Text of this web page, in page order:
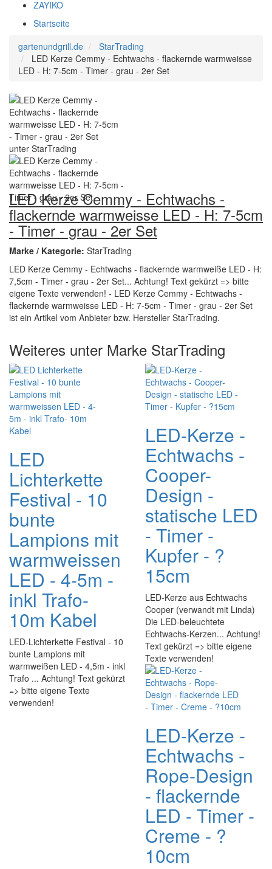
ZAYIKO
Startseite
gartenundgrill.de
StarTrading
LED Kerze Cemmy - Echtwachs - flackernde warmweisse
LED - H: 7-5cm - Timer - grau - 2er Set
LED Kerze Cemmy - Echtwachs -
flackernde warmweisse LED - H: 7-5cm
- Timer - grau - 2er Set
Marke / Kategorie: StarTrading
LED Kerze Cemmy - Echtwachs - flackernde warmweiße LED - H:
7,5cm - Timer - grau - 2er Set... Achtung! Text gekürzt => bitte
eigene Texte verwenden! - LED Kerze Cemmy - Echtwachs -
flackernde warmweisse LED - H: 7-5cm - Timer - grau - 2er Set
ist ein Artikel vom Anbieter bzw. Hersteller StarTrading.
Weiteres unter Marke StarTrading
LED
Lichterkette
Festival - 10
bunte
Lampions mit
warmweissen
LED - 4-5m -
inkl Trafo-
10m Kabel
LED-Lichterkette Festival - 10
bunte Lampions mit
warmweißen LED - 4,5m - inkl
Trafo ... Achtung! Text gekürzt
=> bitte eigene Texte
verwenden!
LED-Kerze -
Echtwachs -
Cooper-
Design -
statische LED
- Timer -
Kupfer - ?
15cm
LED-Kerze aus Echtwachs
Cooper (verwandt mit Linda)
Die LED-beleuchtete
Echtwachs-Kerzen... Achtung!
Text gekürzt => bitte eigene
Texte verwenden!
LED-Kerze -
Echtwachs -
Rope-Design
- flackernde
LED - Timer -
Creme - ?
10cm